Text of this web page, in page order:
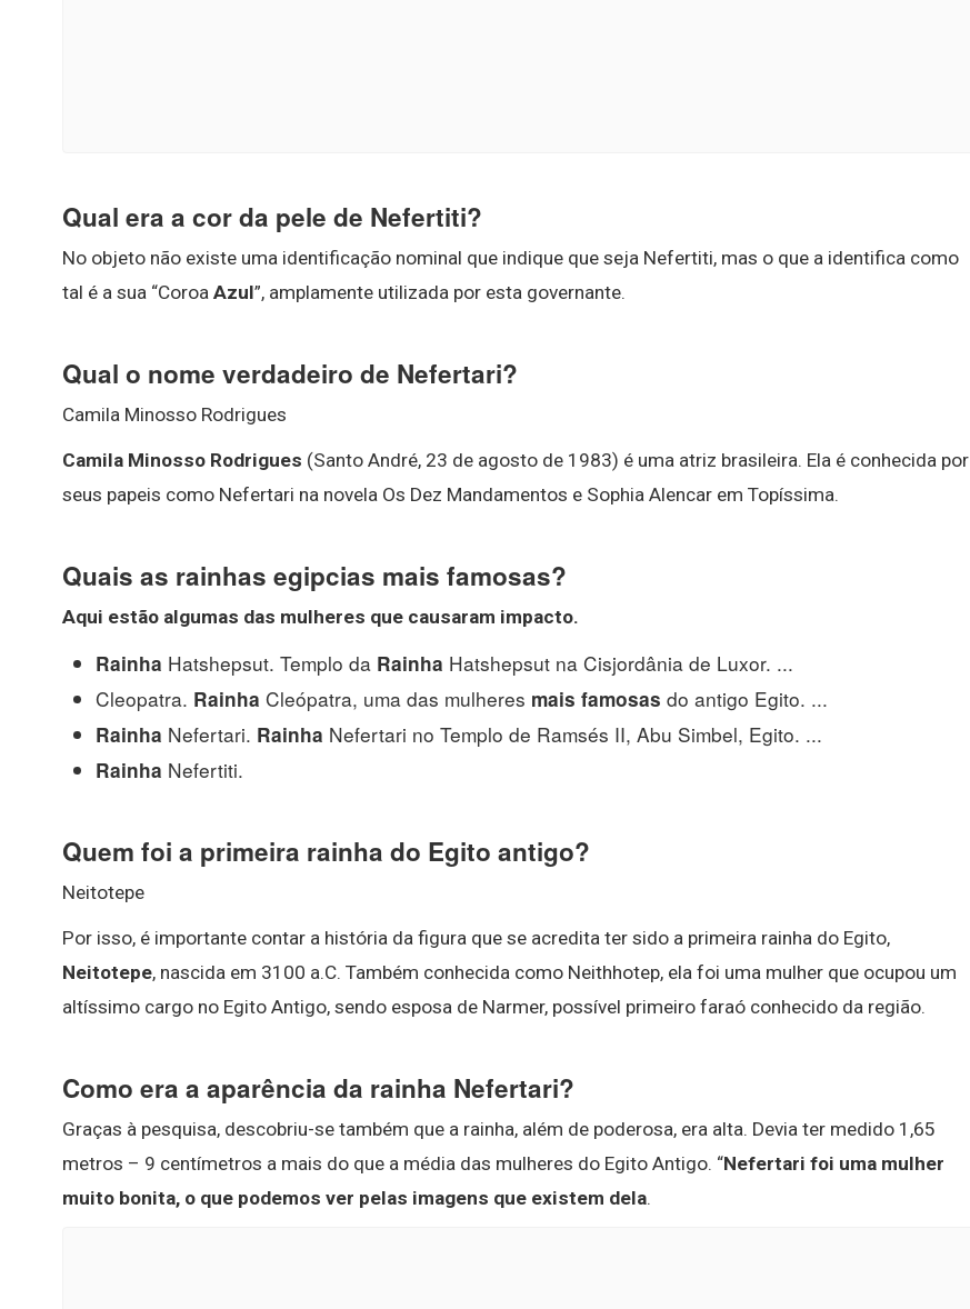
Qual era a cor da pele de Nefertiti?
No objeto não existe uma identificação nominal que indique que seja Nefertiti, mas o que a identifica como
tal é a sua “Coroa Azul”, amplamente utilizada por esta governante.
Qual o nome verdadeiro de Nefertari?
Camila Minosso Rodrigues
Camila Minosso Rodrigues (Santo André, 23 de agosto de 1983) é uma atriz brasileira. Ela é conhecida por
seus papeis como Nefertari na novela Os Dez Mandamentos e Sophia Alencar em Topíssima.
Quais as rainhas egipcias mais famosas?
Aqui estão algumas das mulheres que causaram impacto.
Rainha Hatshepsut. Templo da Rainha Hatshepsut na Cisjordânia de Luxor. ...
Cleopatra. Rainha Cleópatra, uma das mulheres mais famosas do antigo Egito. ...
Rainha Nefertari. Rainha Nefertari no Templo de Ramsés II, Abu Simbel, Egito. ...
Rainha Nefertiti.
Quem foi a primeira rainha do Egito antigo?
Neitotepe
Por isso, é importante contar a história da figura que se acredita ter sido a primeira rainha do Egito,
Neitotepe, nascida em 3100 a.C. Também conhecida como Neithhotep, ela foi uma mulher que ocupou um
altíssimo cargo no Egito Antigo, sendo esposa de Narmer, possível primeiro faraó conhecido da região.
Como era a aparência da rainha Nefertari?
Graças à pesquisa, descobriu-se também que a rainha, além de poderosa, era alta. Devia ter medido 1,65
metros – 9 centímetros a mais do que a média das mulheres do Egito Antigo. “Nefertari foi uma mulher
muito bonita, o que podemos ver pelas imagens que existem dela.